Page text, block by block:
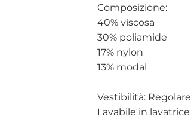
Composizione:
40% viscosa
30% poliamide
17% nylon
13% modal
Vestibilità: Regolare
Lavabile in lavatrice